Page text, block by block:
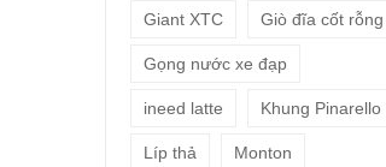
Giant XTC Giò đĩa cốt rỗng
Gọng nước xe đạp
ineed latte Khung Pinarello
Líp thả Monton